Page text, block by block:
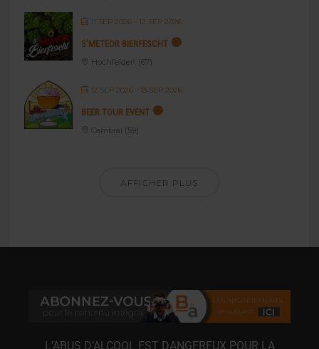
11 SEP 2026- 12 SEP 2026
S’METEOR BIERFESCHT
Hochfelden (67)
12 SEP 2026- 13 SEP 2026
BEER TOUR EVENT
Cambrai (59)
AFFICHER PLUS
L’ABUS D’ALCOOL EST DANGEREUX POUR LA